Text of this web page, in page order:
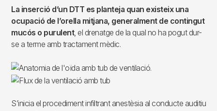
La inserció d’un DTT es planteja quan existeix una
ocupació de l’orella mitjana, generalment de contingut
mucós o purulent, el drenatge de la qual no ha pogut dur-
se a terme amb tractament mèdic.
S’inicia el procediment infiltrant anestèsia al conducte auditiu